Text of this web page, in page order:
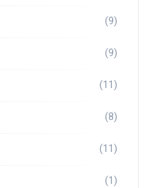
(9)
(9)
(11)
(8)
(11)
(1)